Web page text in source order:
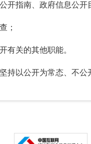
开指南、政府信息公
；
有关的其他职能。
以公开为常态、不公
、扰乱社会和经济管理